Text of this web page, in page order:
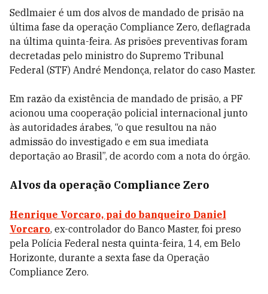
Sedlmaier é um dos alvos de mandado de prisão na
última fase da operação Compliance Zero, deflagrada
na última quinta-feira. As prisões preventivas foram
decretadas pelo ministro do Supremo Tribunal
Federal (STF) André Mendonça, relator do caso Master.
Em razão da existência de mandado de prisão, a PF
acionou uma cooperação policial internacional junto
às autoridades árabes, “o que resultou na não
admissão do investigado e em sua imediata
deportação ao Brasil”, de acordo com a nota do órgão.
Alvos da operação Compliance Zero
Henrique Vorcaro, pai do banqueiro Daniel
Vorcaro, ex-controlador do Banco Master, foi preso
pela Polícia Federal nesta quinta-feira, 14, em Belo
Horizonte, durante a sexta fase da Operação
Compliance Zero.